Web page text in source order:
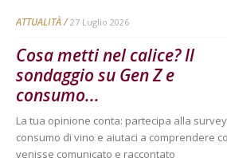
ATTUALITÀ 27 Luglio 2026
Cosa metti nel calice? Il
sondaggio su Gen Z e
consumo...
La tua opinione conta: partecipa alla
consumo di vino e aiutaci a comprendere
venisse comunicato e raccontato